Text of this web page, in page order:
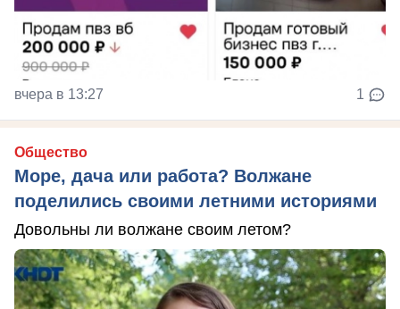
вчера в 13:27 1
Общество
Море, дача или работа? Волжане
поделились своими летними историями
Довольны ли волжане своим летом?